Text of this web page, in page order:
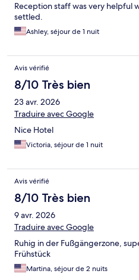
Reception staff was very helpful
settled.
Ashley, séjour de 1 nuit
Avis vérifié
8/10 Très bien
23 avr. 2026
Traduire avec Google
Nice Hotel
Victoria, séjour de 1 nuit
Avis vérifié
8/10 Très bien
9 avr. 2026
Traduire avec Google
Ruhig in der Fußgängerzone,
Frühstück
Martina, séjour de 2 nuits